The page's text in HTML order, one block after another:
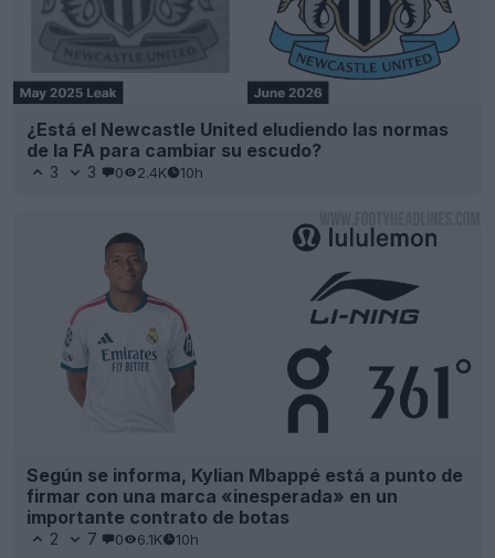
¿Está el Newcastle United eludiendo las normas
de la FA para cambiar su escudo?
3 3 0 2.4K 10h
Según se informa, Kylian Mbappé está a punto de
firmar con una marca «inesperada» en un
importante contrato de botas
2 7 0 6.1K 10h